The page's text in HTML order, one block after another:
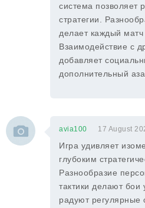
система позволяет
стратегии.
делает каждый матч
Взаимодействие с
добавляет
дополнительный
avia100 17 August
Игра удивляет
глубоким
Разнообразие
тактики делают бои
радуют регулярные